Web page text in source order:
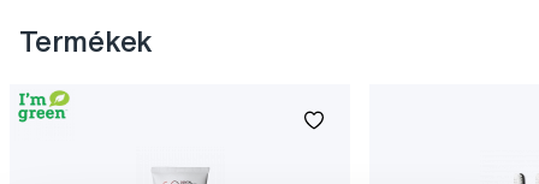
Termékek